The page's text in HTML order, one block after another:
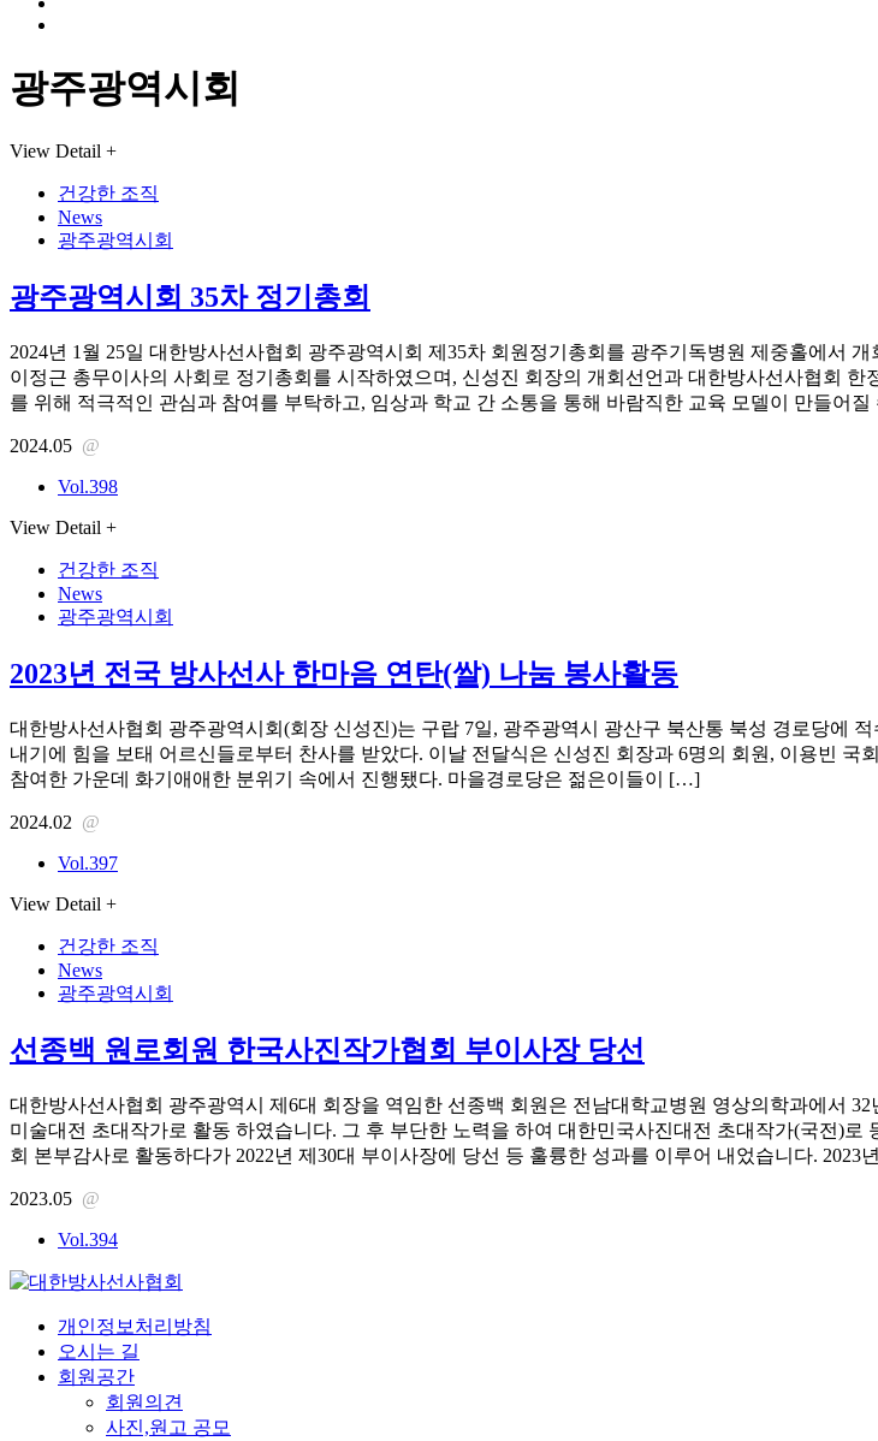
광주광역시회
View Detail +
건강한 조직
News
광주광역시회
광주광역시회 35차 정기총회
2024년 1월 25일 대한방사선사협회 광주광역시회 제35차 회원정기총회를 광주기독병원 제중홀에서
이정근 총무이사의 사회로 정기총회를 시작하였으며, 신성진 회장의 개회선언과 대한방사선사협회
를 위해 적극적인 관심과 참여를 부탁하고, 임상과 학교 간 소통을 통해 바람직한 교육 모델이 만들어
2024.05 @
Vol.398
View Detail +
건강한 조직
News
광주광역시회
2023년 전국 방사선사 한마음 연탄(쌀) 나눔 봉사활동
대한방사선사협회 광주광역시회(회장 신성진)는 구랍 7일, 광주광역시 광산구 북산통 북성 경로당에
내기에 힘을 보태 어르신들로부터 찬사를 받았다. 이날 전달식은 신성진 회장과 6명의 회원, 이용빈 국
참여한 가운데 화기애애한 분위기 속에서 진행됐다. 마을경로당은 젊은이들이 […]
2024.02 @
Vol.397
View Detail +
건강한 조직
News
광주광역시회
선종백 원로회원 한국사진작가협회 부이사장 당선
대한방사선사협회 광주광역시 제6대 회장을 역임한 선종백 회원은 전남대학교병원 영상의학과에서
미술대전 초대작가로 활동 하였습니다. 그 후 부단한 노력을 하여 대한민국사진대전 초대작가(국전)
회 본부감사로 활동하다가 2022년 제30대 부이사장에 당선 등 훌륭한 성과를 이루어 내었습니다. 2023
2023.05 @
Vol.394
개인정보처리방침
오시는 길
회원공간
회원의견
사진,원고 공모